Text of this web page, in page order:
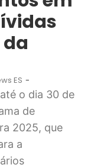
ES -
o dia 30 de
de
2025, que
a